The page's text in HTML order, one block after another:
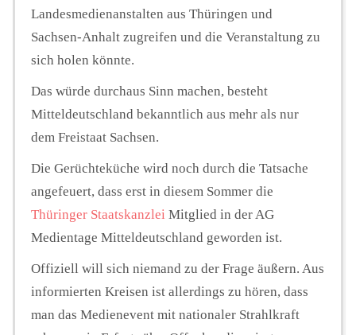
Landesmedienanstalten aus Thüringen und
Sachsen-Anhalt zugreifen und die Veranstaltung zu
sich holen könnte.
Das würde durchaus Sinn machen, besteht
Mitteldeutschland bekanntlich aus mehr als nur
dem Freistaat Sachsen.
Die Gerüchteküche wird noch durch die Tatsache
angefeuert, dass erst in diesem Sommer die
Thüringer Staatskanzlei Mitglied in der AG
Medientage Mitteldeutschland geworden ist.
Offiziell will sich niemand zu der Frage äußern. Aus
informierten Kreisen ist allerdings zu hören, dass
man das Medienevent mit nationaler Strahlkraft